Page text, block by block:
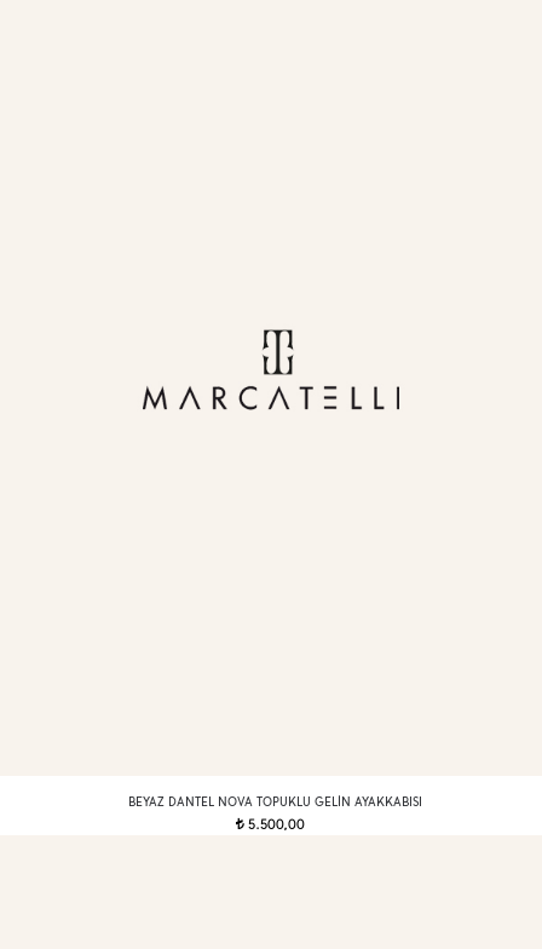
BEYAZ DANTEL NOVA TOPUKLU GELIN AYAKKABISI
t5.500,00